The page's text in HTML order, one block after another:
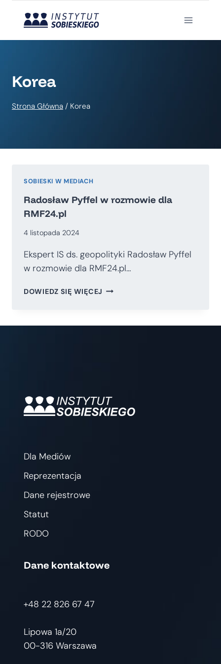
Korea
Strona Główna / Korea
SOBIESKI W MEDIACH
Radosław Pyffel w rozmowie dla
RMF24.pl
4 listopada 2024
Ekspert IS ds. geopolityki Radosław Pyffel
w rozmowie dla RMF24.pl…
DOWIEDZ SIĘ WIĘCEJ RADOSŁAW
Dla Mediów
Reprezentacja
Dane rejestrowe
Statut
RODO
Dane kontaktowe
+48 22 826 67 47
Lipowa 1a/20
00-316 Warszawa